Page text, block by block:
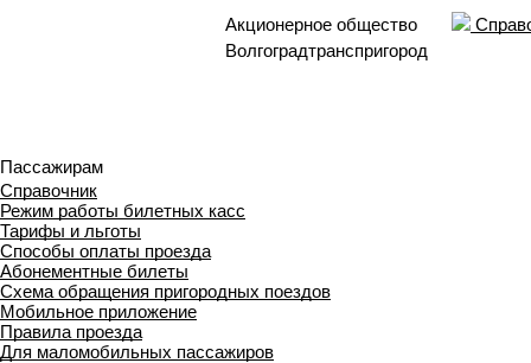
Акционерное общество
Волгоградтранспригород
Пассажирам
Справочник
Режим работы билетных касс
Тарифы и льготы
Способы оплаты проезда
Абонементные билеты
Схема обращения пригородных поездов
Мобильное приложение
Правила проезда
Для маломобильных пассажиров